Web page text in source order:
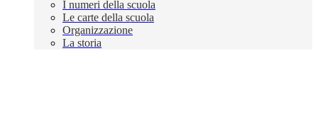
I numeri della scuola
Le carte della scuola
Organizzazione
La storia